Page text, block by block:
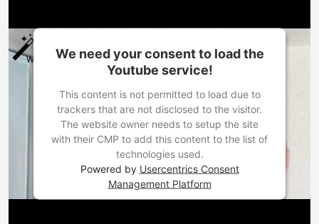
We need your consent to load the
Youtube service!
This content is not permitted to load due to
trackers that are not disclosed to the visitor.
The website owner needs to setup the site
with their CMP to add this content to the list of
technologies used.
Powered by Usercentrics Consent
Management Platform